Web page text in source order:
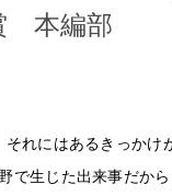
本編部
れにはあるきっか
で生じた出来事だか